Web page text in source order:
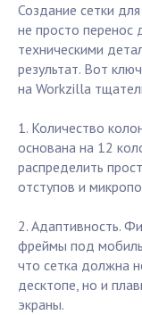
Создание сетки
не просто перенос
техническими
результат. Вот
на Workzilla
1. Количество
основана на 12
распределить
отступов и
2. Адаптивность.
фреймы под
что сетка должна
десктопе, но и
экраны.